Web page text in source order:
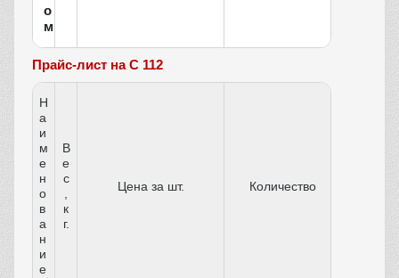
о
м
Прайс-лист на С 112
Н
а
и
м
е
н
о
в
а
н
и
е
В
е
с
,
к
г.
Цена за шт. Количество